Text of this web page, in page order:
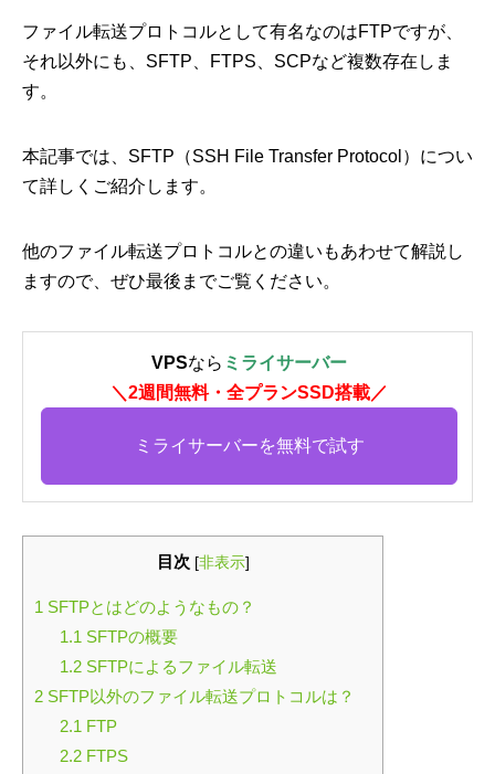
ファイル転送プロトコルとして有名なのはFTPですが、
それ以外にも、SFTP、FTPS、SCPなど複数存在しま
す。
本記事では、SFTP（SSH File Transfer Protocol）につい
て詳しくご紹介します。
他のファイル転送プロトコルとの違いもあわせて解説し
ますので、ぜひ最後までご覧ください。
VPSなら ミライサーバー
＼2週間無料・全プランSSD搭載／
ミライサーバーを無料で試す
目次 [非表示]
1 SFTPとはどのようなもの？
1.1 SFTPの概要
1.2SFTPによるファイル転送
2 SFTP以外のファイル転送プロトコルは？
2.1 FTP
2.2FTPS